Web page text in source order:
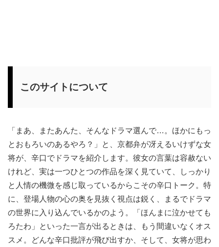
このサイトについて
「まあ、またあんた、そんなドラマ選んで…。ほかにもっ
とおもろいのあるやろ？」と、京都弁が冴えるいけずな女
将が、辛口でドラマを紹介します。彼女の言葉は容赦ない
けれど、実は一つひとつの作品を深く見ていて、しっかり
と人情の機微を感じ取っているからこその辛口トーク。特
に、登場人物の心の奥を見抜く視点は鋭く、まるでドラマ
の世界に入り込んでいるかのよう。「ほんまに泣かせても
ろたわ」といった一言が出るときは、もう間違いなくオス
スメ。どんな辛口批評が飛び出すか、そして、女将が思わ